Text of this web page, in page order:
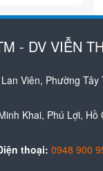
- DV VIỄN
Viên, Phường Tây
Khai, Phú Lợi, Hồ
thoại: 0948 900